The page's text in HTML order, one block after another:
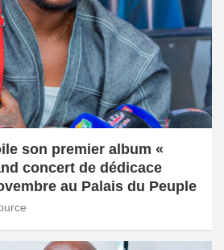
son premier album «
concert de dédicace
au Palais du Peuple